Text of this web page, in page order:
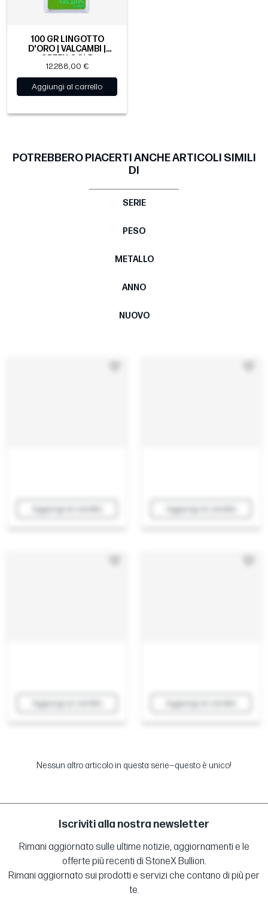
100 GR LINGOTTO
D'ORO | VALCAMBI |
GREEN GOLD
12.288,00 €
Aggiungi al carrello
POTREBBERO PIACERTI ANCHE ARTICOLI SIMILI
DI
SERIE
PESO
METALLO
ANNO
NUOVO
Aggiungi al carrello Aggiungi al carrello
Aggiungi al carrello Aggiungi al carrello
Nessun altro articolo in questa serie—questo è unico!
Iscriviti alla nostra newsletter
Rimani aggiornato sulle ultime notizie, aggiornamenti e le
offerte più recenti di StoneX Bullion.
Rimani aggiornato sui prodotti e servizi che contano di più per
te.